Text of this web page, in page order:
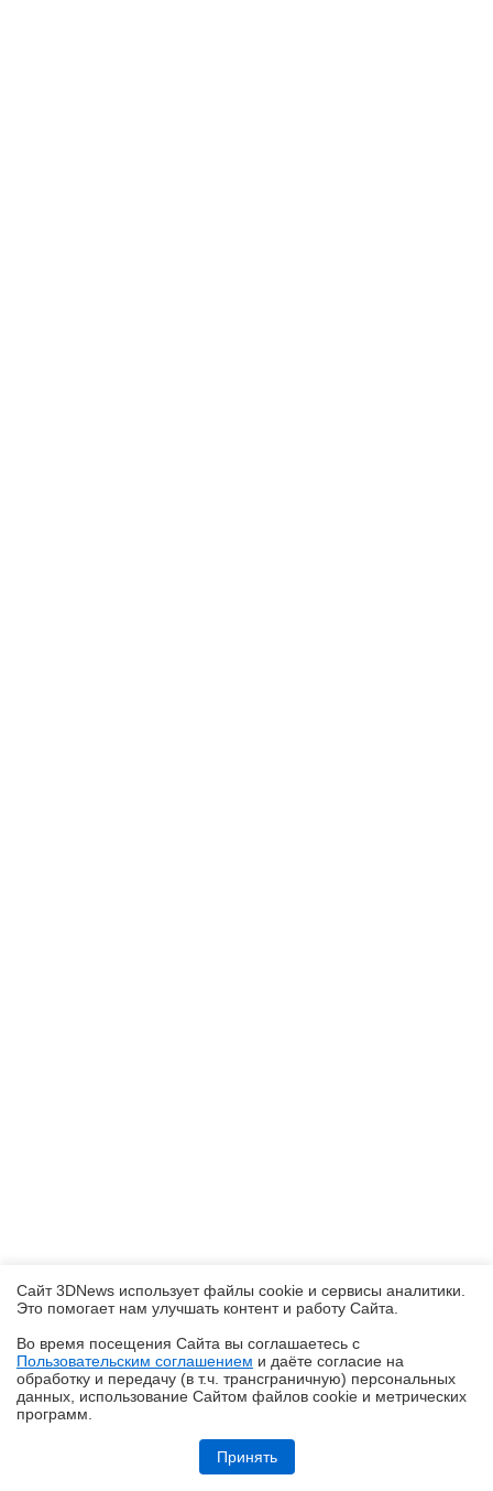
Обзор HONOR MagicPad 4: самый изящный планшет
Сайт 3DNews использует файлы cookie и сервисы аналитики.
Это помогает нам улучшать контент и работу Cайта.
Во время посещения Cайта вы соглашаетесь с
Пользовательским соглашением и даёте согласие на
обработку и передачу (в т.ч. трансграничную) персональных
данных, использование Cайтом файлов cookie и метрических
программ.
Принять